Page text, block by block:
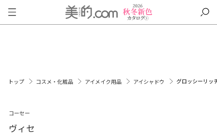
トップ コスメ・化粧品 アイメイク用品 アイシャドウ グロッシーリッ
コーセー
ヴィセ